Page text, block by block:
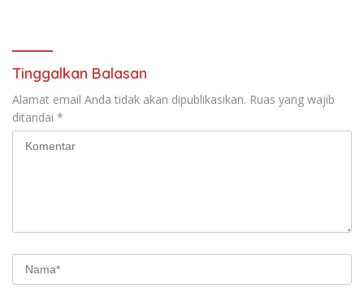
Tinggalkan Balasan
Alamat email Anda tidak akan dipublikasikan. Ruas yang wajib
ditandai *